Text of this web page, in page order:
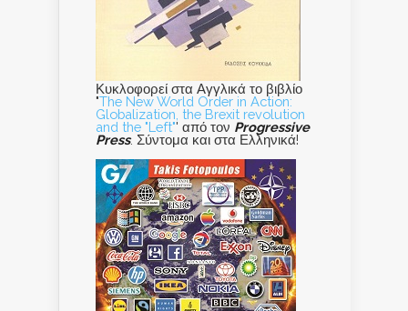
Κυκλοφορεί στα Αγγλικά το βιβλίο
"The New World Order in Action:
Globalization, the Brexit revolution
and the "Left"' από τον Progressive
Press. Σύντομα και στα Ελληνικά!